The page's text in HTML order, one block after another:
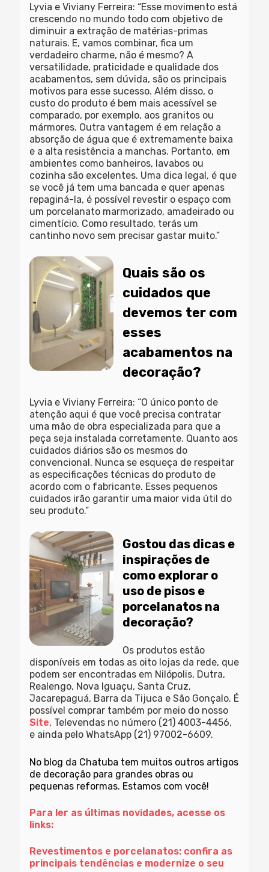
Lyvia e Viviany Ferreira: “Esse movimento está
crescendo no mundo todo com objetivo de
diminuir a extração de matérias-primas
naturais. E, vamos combinar, fica um
verdadeiro charme, não é mesmo? A
versatilidade, praticidade e qualidade dos
acabamentos, sem dúvida, são os principais
motivos para esse sucesso. Além disso, o
custo do produto é bem mais acessível se
comparado, por exemplo, aos granitos ou
mármores. Outra vantagem é em relação a
absorção de água que é extremamente baixa
e a alta resistência a manchas. Portanto, em
ambientes como banheiros, lavabos ou
cozinha são excelentes. Uma dica legal, é que
se você já tem uma bancada e quer apenas
repaginá-la, é possível revestir o espaço com
um porcelanato marmorizado, amadeirado ou
cimentício. Como resultado, terás um
cantinho novo sem precisar gastar muito.”
Quais são os
cuidados que
devemos ter com
esses
acabamentos na
decoração?
Lyvia e Viviany Ferreira: “O único ponto de
atenção aqui é que você precisa contratar
uma mão de obra especializada para que a
peça seja instalada corretamente. Quanto aos
cuidados diários são os mesmos do
convencional. Nunca se esqueça de respeitar
as especificações técnicas do produto de
acordo com o fabricante. Esses pequenos
cuidados irão garantir uma maior vida útil do
seu produto.”
Gostou das dicas e
inspirações de
como explorar o
uso de pisos e
porcelanatos na
decoração?
Os produtos estão
disponíveis em todas as oito lojas da rede, que
podem ser encontradas em Nilópolis, Dutra,
Realengo, Nova Iguaçu, Santa Cruz,
Jacarepaguá, Barra da Tijuca e São Gonçalo. É
possível comprar também por meio do nosso
Site, Televendas no número (21) 4003-4456,
e ainda pelo WhatsApp (21) 97002-6609.
No blog da Chatuba tem muitos outros artigos
de decoração para grandes obras ou
pequenas reformas. Estamos com você!
Para ler as últimas novidades, acesse os
links:
Revestimentos e porcelanatos: confira as
principais tendências e modernize o seu